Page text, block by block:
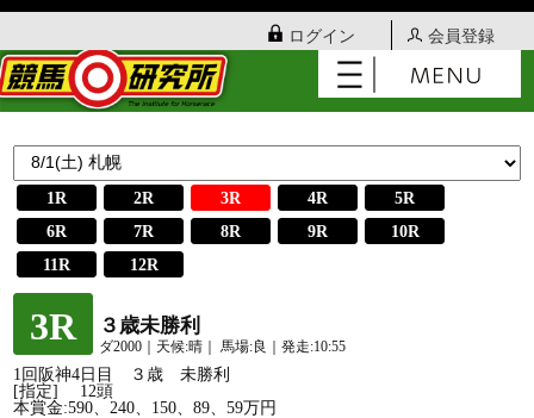
ログイン 会員登録
1R 2R 3R 4R
5R
6R
7R 8R 9R
10R
11R
12R
3R ３歳未勝利
ダ2000｜天候:晴｜ 馬場:良｜発走:10:55
1回阪神4日目 ３歳 未勝利
[指定] 12頭
本賞金:590、240、150、89、59万円